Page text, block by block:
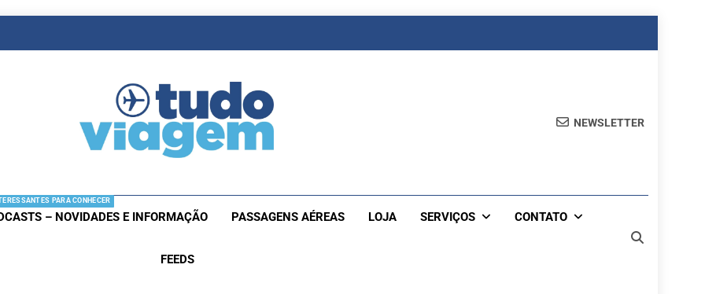
NEWSLETTER
PARA CONHECER
– NOVIDADES E INFORMAÇÃO PASSAGENS AÉREAS LOJA SERVIÇOS CONTATO
FEEDS